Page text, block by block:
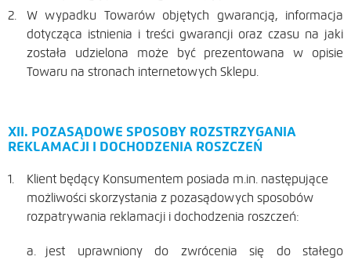
W wypadku Towarów objętych gwarancją, informacja
dotycząca istnienia i treści gwarancji oraz czasu na jaki
została udzielona może być prezentowana w opisie
Towaru na stronach internetowych Sklepu.
XII. POZASĄDOWE SPOSOBY ROZSTRZYGANIA
REKLAMACJI I DOCHODZENIA ROSZCZEŃ
Klient będący Konsumentem posiada m.in. następujące
możliwości skorzystania z pozasądowych sposobów
rozpatrywania reklamacji i dochodzenia roszczeń:
jest uprawniony do zwrócenia się do stałego